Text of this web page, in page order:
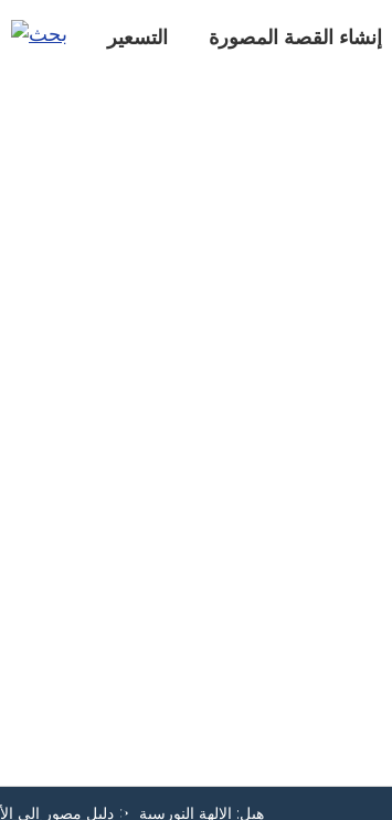
التسعير إنشاء القصة المصورة
دليل مصور إلى هيل: الإلهة النورسية